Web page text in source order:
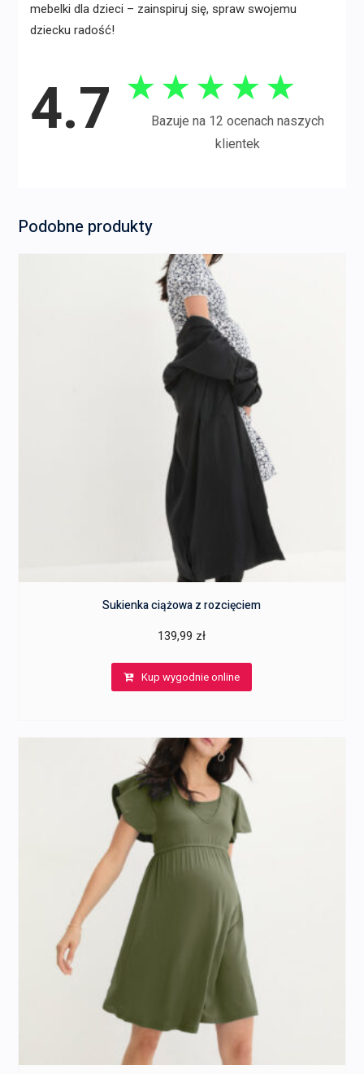
mebelki dla dzieci – zainspiruj się, spraw swojemu
dziecku radość!
4.7 ★ ★ ★ ★ ★
Bazuje na 12 ocenach naszych
klientek
Podobne produkty
Sukienka ciążowa z rozcięciem
139,99 zł
Kup wygodnie online